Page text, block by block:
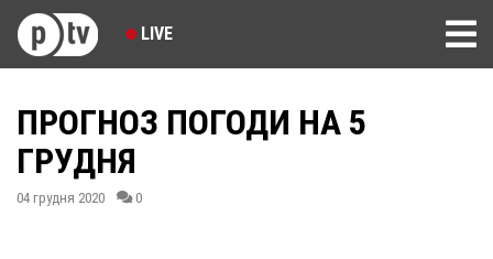
LIVE
ПРОГНОЗ ПОГОДИ НА 5
ГРУДНЯ
04 грудня 2020 0